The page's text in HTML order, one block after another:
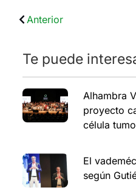
Anterior
Te puede
Alhambra
proyecto
célula
El
según